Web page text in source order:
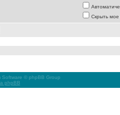
Скрыть
Software © phpBB Group
phpBB